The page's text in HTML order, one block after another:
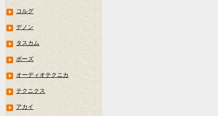
コルグ
デノン
タスカム
ボーズ
オーディオテクニカ
テクニクス
アカイ